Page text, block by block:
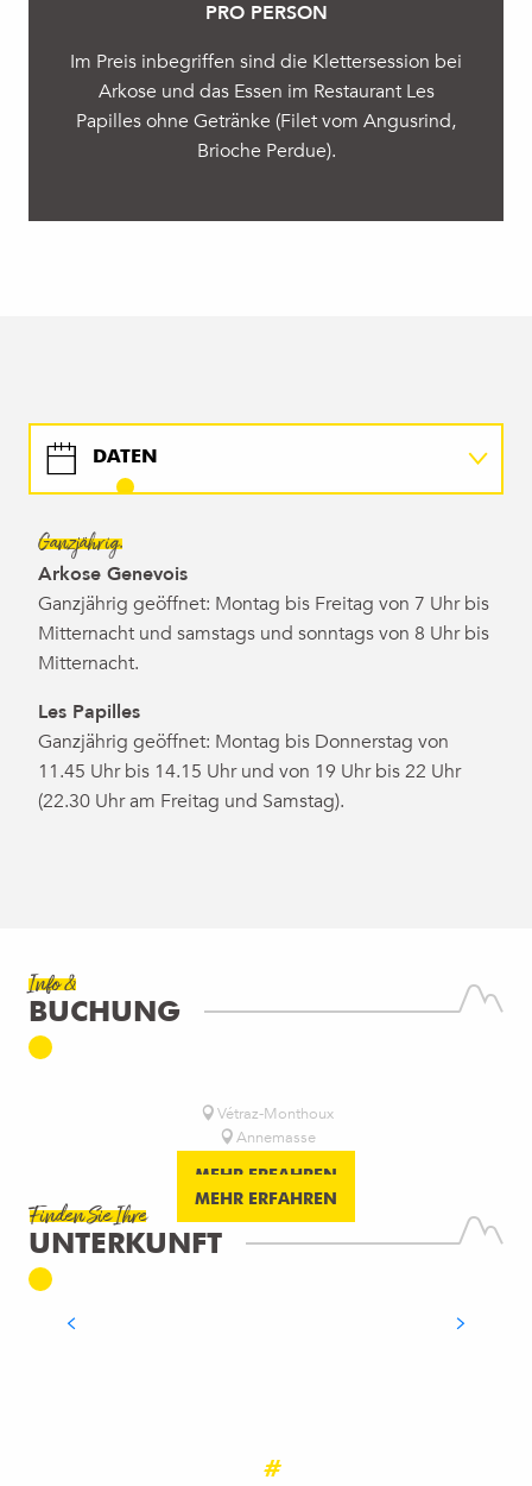
PRO PERSON
Im Preis inbegriffen sind die Klettersession bei
Arkose und das Essen im Restaurant Les
Papilles ohne Getränke (Filet vom Angusrind,
Brioche Perdue).
DATEN
KARTE
Ganzjährig.
Arkose Genevois
Ganzjährig geöffnet: Montag bis Freitag von 7 Uhr bis
Mitternacht und samstags und sonntags von 8 Uhr bis
Mitternacht.
Les Papilles
Ganzjährig geöffnet: Montag bis Donnerstag von
11.45 Uhr bis 14.15 Uhr und von 19 Uhr bis 22 Uhr
(22.30 Uhr am Freitag und Samstag).
Info &
BUCHUNG
Vétraz-Monthoux
MEHR ERFAHREN
Annemasse
MEHR ERFAHREN
Finden Sie Ihre
UNTERKUNFT
#